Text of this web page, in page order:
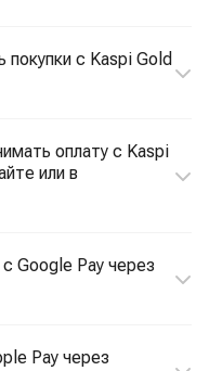
покупки с Kaspi Gold
оплату с Kaspi
или в
Google Pay через
Pay через